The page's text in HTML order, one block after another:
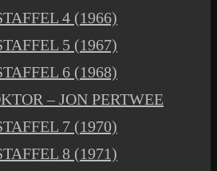
4 (1966)
5 (1967)
6 (1968)
– JON PERTWEE
7 (1970)
8 (1971)